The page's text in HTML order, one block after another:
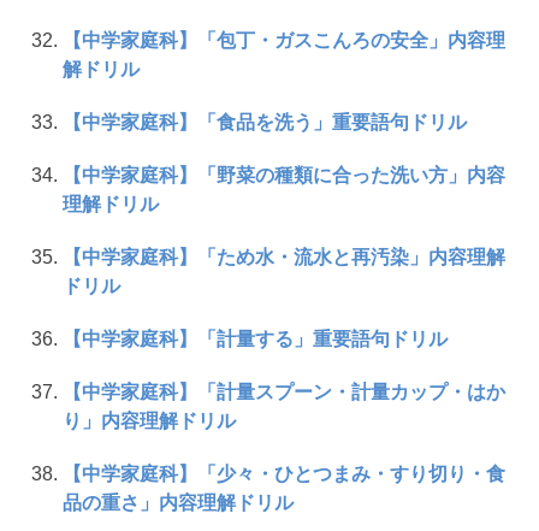
【中学家庭科】「包丁・ガスこんろの安全」内容理
解ドリル
【中学家庭科】「食品を洗う」重要語句ドリル
【中学家庭科】「野菜の種類に合った洗い方」内容
理解ドリル
【中学家庭科】「ため水・流水と再汚染」内容理解
ドリル
【中学家庭科】「計量する」重要語句ドリル
【中学家庭科】「計量スプーン・計量カップ・はか
り」内容理解ドリル
【中学家庭科】「少々・ひとつまみ・すり切り・食
品の重さ」内容理解ドリル